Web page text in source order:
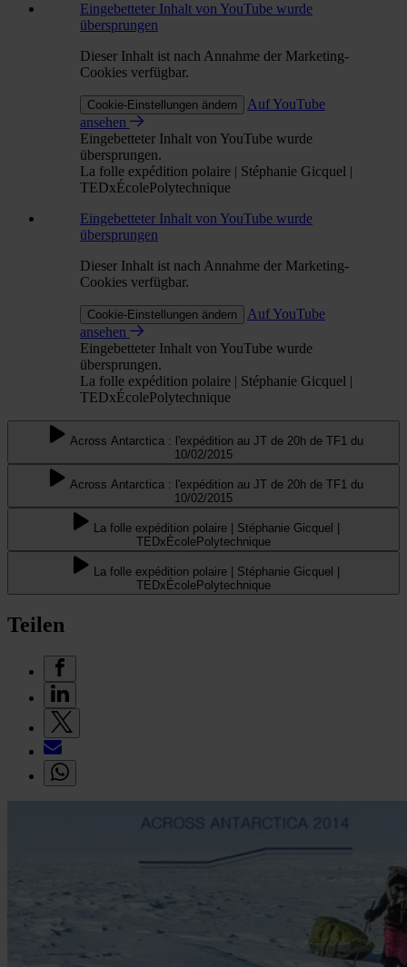
Eingebetteter Inhalt von YouTube wurde
übersprungen
Dieser Inhalt ist nach Annahme der Marketing-
Cookies verfügbar.
Cookie-Einstellungen ändern
Auf YouTube
ansehen
Eingebetteter Inhalt von YouTube wurde
übersprungen.
La folle expédition polaire | Stéphanie Gicquel |
TEDxÉcolePolytechnique
Eingebetteter Inhalt von YouTube wurde
übersprungen
Dieser Inhalt ist nach Annahme der Marketing-
Cookies verfügbar.
Cookie-Einstellungen ändern
Auf YouTube
ansehen
Eingebetteter Inhalt von YouTube wurde
übersprungen.
La folle expédition polaire | Stéphanie Gicquel |
TEDxÉcolePolytechnique
Across Antarctica : l'expédition au JT de 20h de TF1 du
10/02/2015
Across Antarctica : l'expédition au JT de 20h de TF1 du
10/02/2015
La folle expédition polaire | Stéphanie Gicquel |
TEDxÉcolePolytechnique
La folle expédition polaire | Stéphanie Gicquel |
TEDxÉcolePolytechnique
Teilen